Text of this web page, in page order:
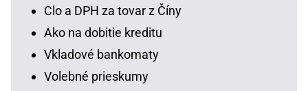
Clo a DPH za tovar z Číny
Ako na dobitie kreditu
Vkladové bankomaty
Volebné prieskumy